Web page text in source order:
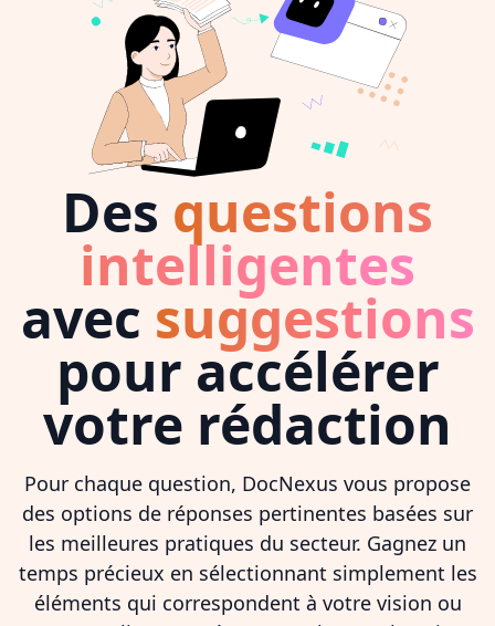
Des questions
intelligentes
avec suggestions
pour accélérer
votre rédaction
Pour chaque question, DocNexus vous propose
des options de réponses pertinentes basées sur
les meilleures pratiques du secteur. Gagnez un
temps précieux en sélectionnant simplement les
éléments qui correspondent à votre vision ou